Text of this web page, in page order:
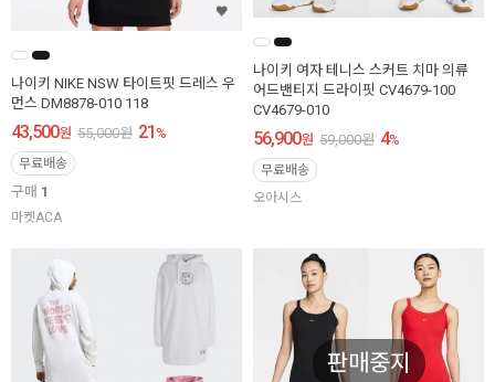
나이키 NIKE NSW 타이트핏 드레스 우
먼스 DM8878-010 118
43,500원 55,000원 21 %
무료배송
구매 1
마켓ACA
나이키 여자 테니스 스커트 치마 의류
어드밴티지 드라이핏 CV4679-100
CV4679-010
56,900원 59,000원 4%
무료배송
오아시스
판매중지